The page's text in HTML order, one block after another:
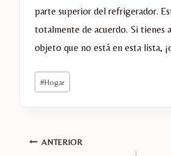
parte superior del refrigerador.
totalmente de acuerdo. Si tienes
objeto que no está en esta lista,
Etiquetas
de
#Hogar
Navegación
ANTERIOR